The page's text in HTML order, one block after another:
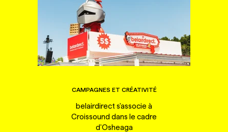
CAMPAGNES ET CRÉATIVITÉ
belairdirect s'associe à
Croissound dans le cadre
d'Osheaga